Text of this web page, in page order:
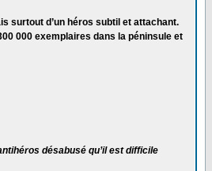
surtout d’un héros subtil et attachant.
000 exemplaires dans la péninsule et
désabusé qu’il est difficile